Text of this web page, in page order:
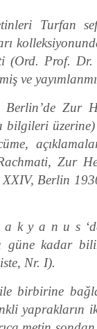
Turfan
(Ord. Prof.
ve
Berlin’de Zur
bilgileri
Zur
Berlin
a k y a n u s
kadar
Nr. I).
birbirine
yaprakların